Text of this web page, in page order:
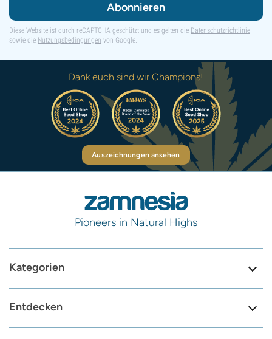
Abonnieren
Diese Website ist durch reCAPTCHA geschützt und es gelten die Datenschutzrichtlinie
sowie die Nutzungsbedingungen von Google.
Dank euch sind wir Champions!
Auszeichnungen ansehen
Pioneers in Natural Highs
Kategorien
Entdecken